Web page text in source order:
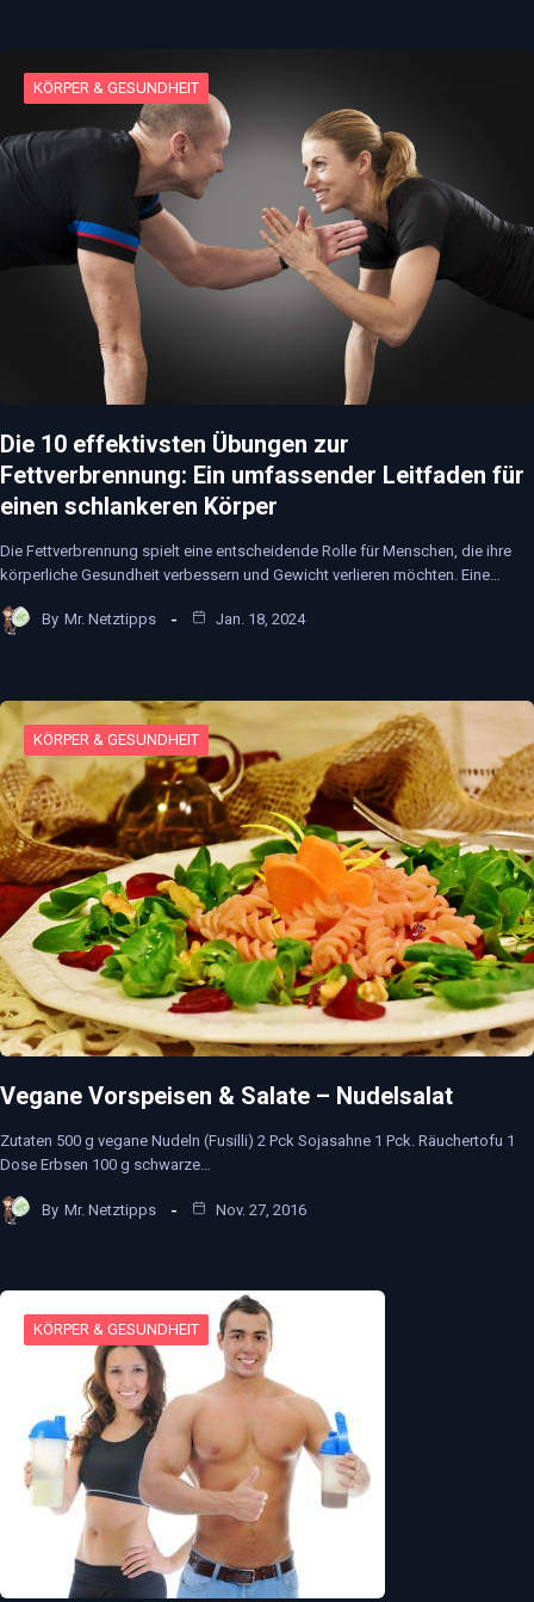
KÖRPER & GESUNDHEIT
Die 10 effektivsten Übungen zur
Fettverbrennung: Ein umfassender Leitfaden für
einen schlankeren Körper
Die Fettverbrennung spielt eine entscheidende Rolle für Menschen, die ihre
körperliche Gesundheit verbessern und Gewicht verlieren möchten. Eine…
By Mr. Netztipps Jan. 18, 2024
KÖRPER & GESUNDHEIT
Vegane Vorspeisen & Salate – Nudelsalat
Zutaten 500 g vegane Nudeln (Fusilli) 2 Pck Sojasahne 1 Pck. Räuchertofu 1
Dose Erbsen 100 g schwarze…
By Mr. Netztipps Nov. 27, 2016
KÖRPER & GESUNDHEIT